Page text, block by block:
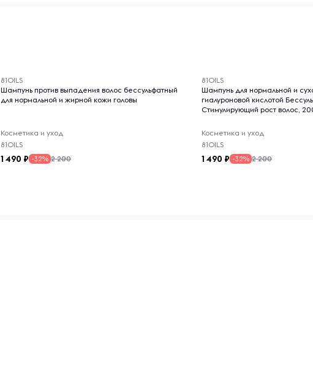
81OILS
Шампунь против выпадения волос бессульфатный
для нормальной и жирной кожи головы
Косметика и уход
81OILS
1 490 -32% 2 200
81OILS
Шампунь для нормальной и
гиалуроновой кислотой
Стимулирующий рост волос,
Косметика и уход
81OILS
1 490 -32% 2 200